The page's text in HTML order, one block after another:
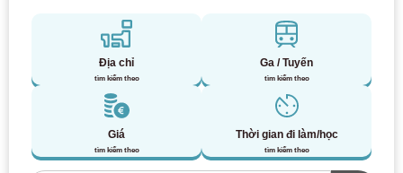
Địa chỉ
tìm kiếm theo
Ga / Tuyến
tìm kiếm theo
Giá
tìm kiếm theo
Thời gian đi làm/học
tìm kiếm theo